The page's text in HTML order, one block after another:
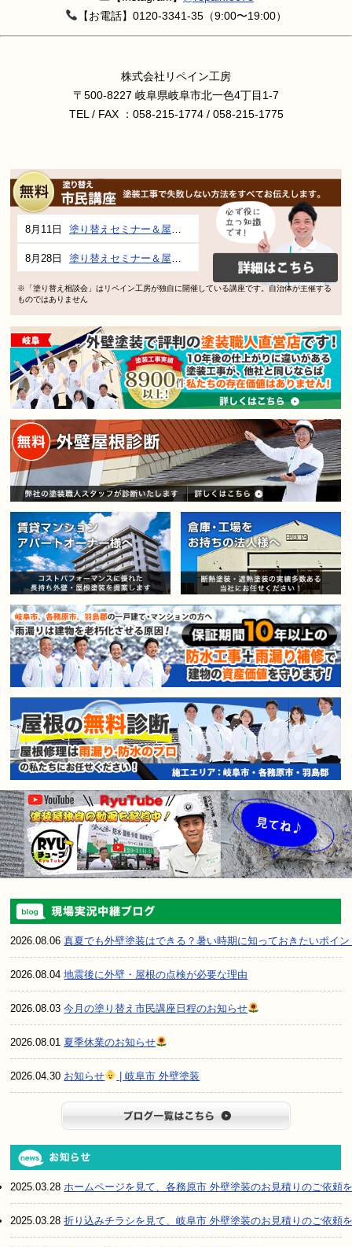
【お電話】0120-3341-35（9:00〜19:00）
株式会社リペイン工房
〒500-8227 岐阜県岐阜市北一色4丁目1-7
TEL / FAX ：058-215-1774 / 058-215-1775
8月11日 塗り替えセミナー＆屋根、外壁の塗り替え市民講座 inぎふメディアコスモス
8月28日 塗り替えセミナー＆屋根、外壁の塗り替え市民講座 inぎふメディアコスモス
※「塗り替え相談会」はリペイン工房が独自に開催している講座です。自治体が主催する
ものではありません
賃貸マンション・アパートオー
2026.08.06真夏でも外壁塗装はできる？暑い時期に知っておきたいポイン
2026.08.04地震後に外壁・屋根の点検が必要な理由
2026.08.03今月の塗り替え市民講座日程のお知らせ
2026.08.01 夏季休業のお知らせ
2026.04.30 お知らせ | 岐阜市 外壁塗装
2025.03.28 ホームページを見て、各務原市 外壁塗装のお見積りのご依頼
2025.03.28折り込みチラシを見て、岐阜市 外壁塗装のお見積りのご依頼